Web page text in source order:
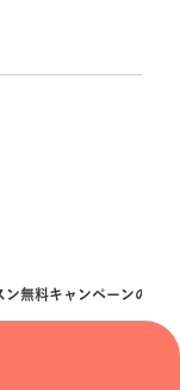
無料キャンペーンのお知